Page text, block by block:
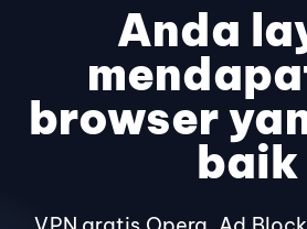
Anda
browser
baik